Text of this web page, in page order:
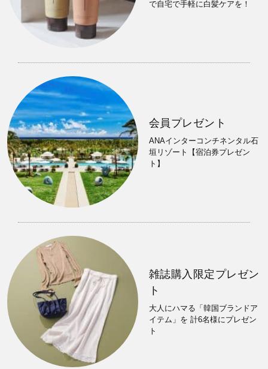
で自宅で手軽に白髪ケアを！
会員プレゼント
ANAインターコンチネンタル石
垣リゾート【宿泊券プレゼン
ト】
雑誌購入限定プレゼン
ト
大人にハマる「韓国ブランドア
イテム」を 計6名様にプレゼン
ト